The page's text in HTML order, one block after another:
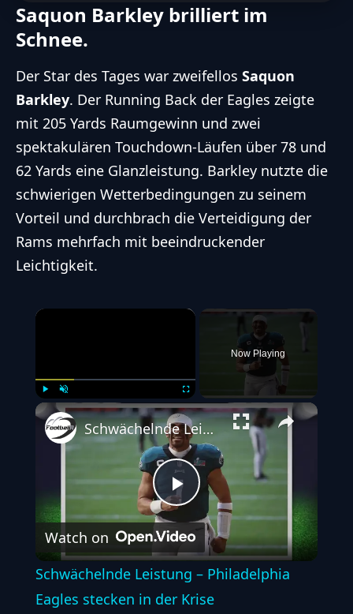
Saquon Barkley brilliert im
Schnee.
Der Star des Tages war zweifellos Saquon
Barkley. Der Running Back der Eagles zeigte
mit 205 Yards Raumgewinn und zwei
spektakulären Touchdown-Läufen über 78 und
62 Yards eine Glanzleistung. Barkley nutzte die
schwierigen Wetterbedingungen zu seinem
Vorteil und durchbrach die Verteidigung der
Rams mehrfach mit beeindruckender
Leichtigkeit.
×
Unmute Fullscreen
Now Playing
Play
Video
Schwächelnde Leistung – Philadelphia Eagles stecken in der Krise
Watch on
Schwächelnde Leistung – Philadelphia
Eagles stecken in der Krise